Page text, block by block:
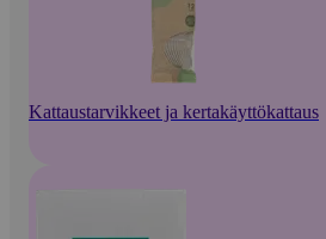
Kattaustarvikkeet ja kertakäyttökattaus